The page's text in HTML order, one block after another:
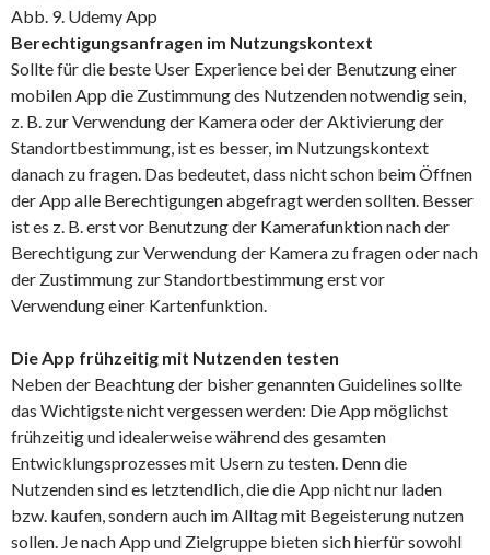
Abb. 9. Udemy App
Berechtigungsanfragen im Nutzungskontext
Sollte für die beste User Experience bei der Benutzung einer
mobilen App die Zustimmung des Nutzenden notwendig sein,
z. B. zur Verwendung der Kamera oder der Aktivierung der
Standortbestimmung, ist es besser, im Nutzungskontext
danach zu fragen. Das bedeutet, dass nicht schon beim Öffnen
der App alle Berechtigungen abgefragt werden sollten. Besser
ist es z. B. erst vor Benutzung der Kamerafunktion nach der
Berechtigung zur Verwendung der Kamera zu fragen oder nach
der Zustimmung zur Standortbestimmung erst vor
Verwendung einer Kartenfunktion.
Die App frühzeitig mit Nutzenden testen
Neben der Beachtung der bisher genannten Guidelines sollte
das Wichtigste nicht vergessen werden: Die App möglichst
frühzeitig und idealerweise während des gesamten
Entwicklungsprozesses mit Usern zu testen. Denn die
Nutzenden sind es letztendlich, die die App nicht nur laden
bzw. kaufen, sondern auch im Alltag mit Begeisterung nutzen
sollen. Je nach App und Zielgruppe bieten sich hierfür sowohl